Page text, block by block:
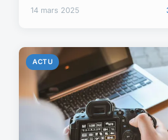
14 mars 2025
ACTU